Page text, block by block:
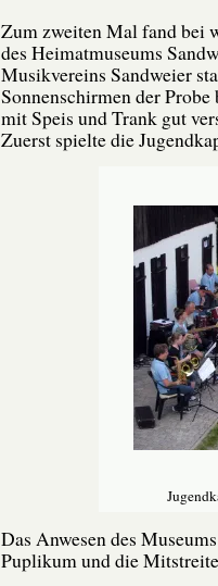
Zum zweiten Mal fand bei
des Heimatmuseums
Musikvereins Sandweier
Sonnenschirmen der
mit Speis und Trank gut
Zuerst spielte die
Das Anwesen des
Puplikum und die